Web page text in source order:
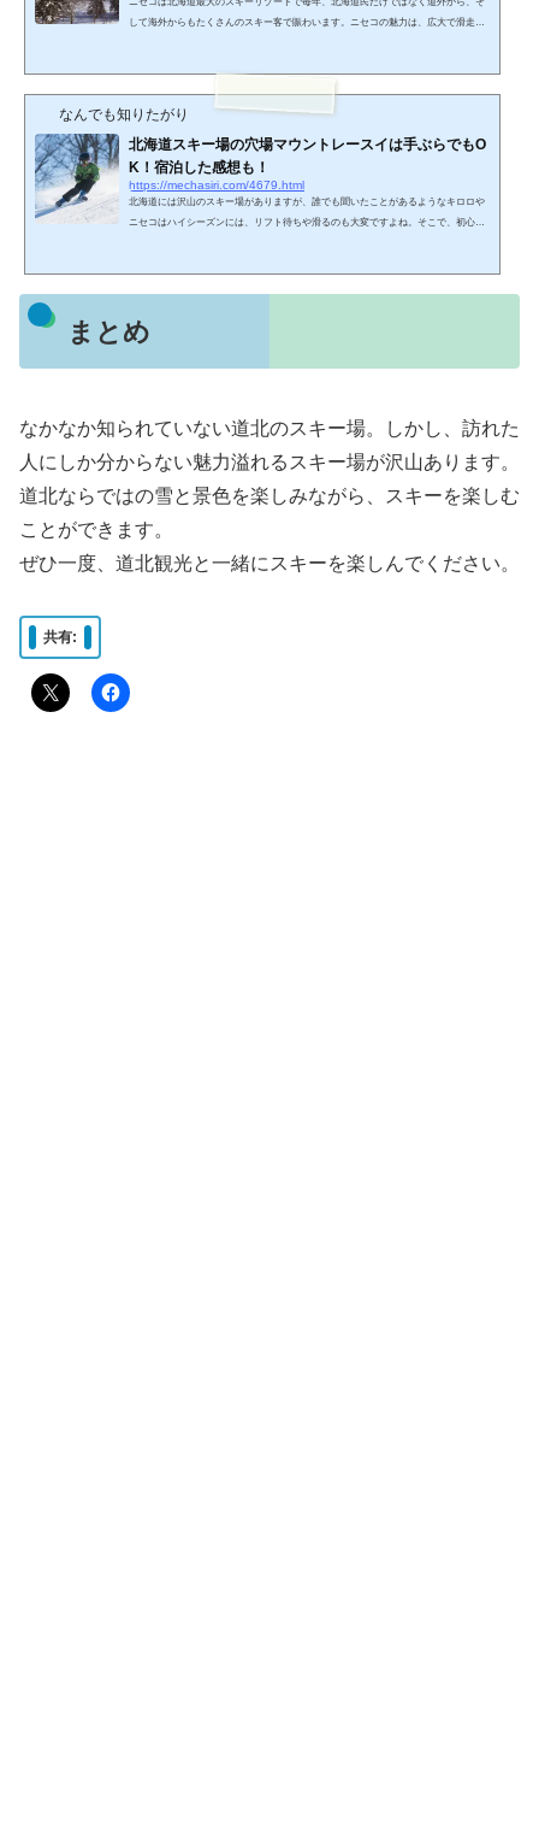
して海外からもたくさんのスキー客で賑わいます。ニセコの魅力は、広大で滑走距
しめる時期などについて説明していきます。ニセコのスキー場のついてニセコのス
キー場は、「アンヌプリ国際スキー場」「ニセコビレッジスキー場」「グラン・ヒ
ラフ」「HANAZONO」の４つのスキー場が隣接しています。...
なんでも知りたがり
北海道スキー場の穴場マウントレースイは手ぶらでもO
K！宿泊した感想も！
https://mechasiri.com/4679.html
北海道には沢山のスキー場がありますが、誰でも聞いたことがあるようなキロロや
ニセコはハイシーズンには、リフト待ちや滑るのも大変ですよね。そこで、初心者
北海道の中でも最も新千歳空港から近く、車で冬道でもお...
まとめ
なかなか知られていない道北のスキー場。しかし、訪れた
人にしか分からない魅力溢れるスキー場が沢山あります。
道北ならではの雪と景色を楽しみながら、スキーを楽しむ
ことができます。
ぜひ一度、道北観光と一緒にスキーを楽しんでください。
共有: